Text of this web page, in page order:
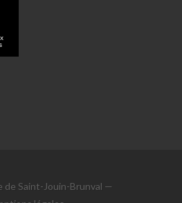
de Saint-Jouin-Brunval —